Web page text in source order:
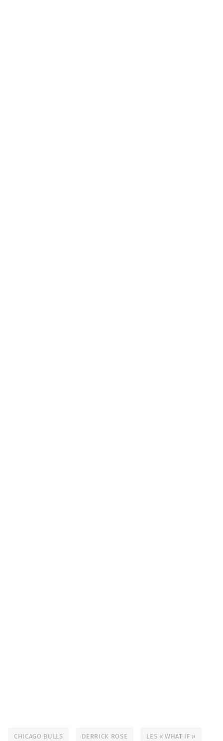
CHICAGO BULLS DERRICK ROSE LES « WHAT IF »